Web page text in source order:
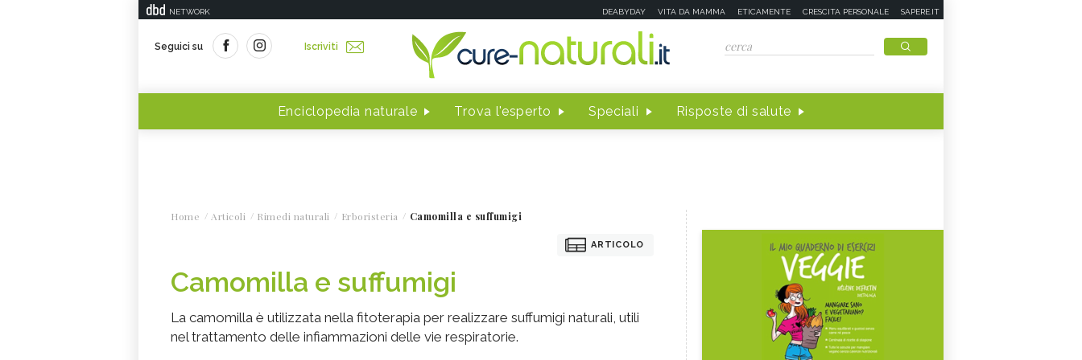
NETWORK DEABYDAY VITA DA MAMMA ETICAMENTE CRESCITA PERSONALE SAPERE.IT
Seguici su Iscriviti
Enciclopedia naturale Trova l'esperto Speciali Risposte di salute
Home Articoli Rimedi naturali Erboristeria Camomilla e suffumigi
ARTICOLO
Camomilla e suffumigi
La camomilla è utilizzata nella fitoterapia per realizzare suffumigi naturali, utili
nel trattamento delle infiammazioni delle vie respiratorie.